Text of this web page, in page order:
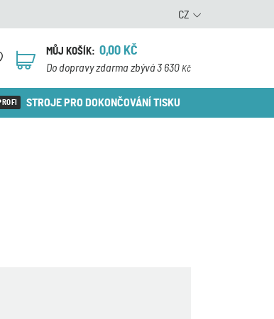
CZ
MŮJ KOŠÍK: 0,00 KČ
Do dopravy zdarma zbývá 3 630 Kč
STROJE PRO DOKONČOVÁNÍ TISKU